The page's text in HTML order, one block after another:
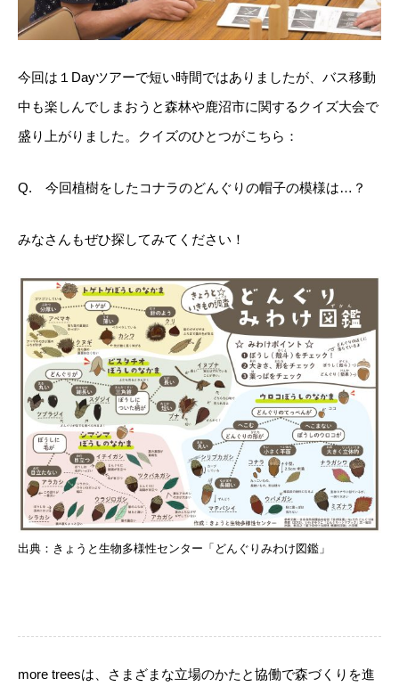
今回は１Dayツアーで短い時間ではありましたが、バス移動
中も楽しんでしまおうと森林や鹿沼市に関するクイズ大会で
盛り上がりました。クイズのひとつがこちら：
Q. 今回植樹をしたコナラのどんぐりの帽子の模様は…？
みなさんもぜひ探してみてください！
出典：きょうと生物多様性センター「どんぐりみわけ図鑑」
more treesは、さまざまな立場のかたと協働で森づくりを進